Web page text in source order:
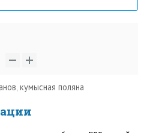
,кумысная поляна